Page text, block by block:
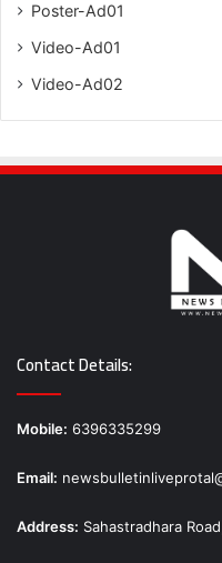
Poster-Ad01
Video-Ad01
Video-Ad02
Contact Details:
Mobile: 6396335299
Email:
Address: Sahastradhara